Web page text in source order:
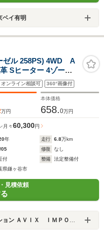
ベイ有明
ゼル 258PS) 4WD A
Sヒーター 4ゾーン
&PAS HUD
ンズフリーRゲート
ーレエントリー 純正
オンライン相談可 360°画像付
万円
本体価格
658.0万円
月々60,300円
年 走行 6.8万km
05 修復
なし
付 整備
法定整備付
県鎌ヶ谷市
見積依頼
ＶＩＸ ＩＭＰＯＲＴ 鎌ヶ谷店